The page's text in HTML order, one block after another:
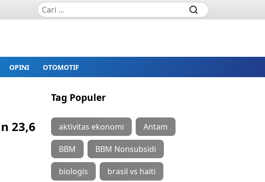
OPINI OTOMOTIF
23,6
Tag Populer
aktivitas ekonomi Antam
BBM BBM Nonsubsidi
biologis brasil vs haiti